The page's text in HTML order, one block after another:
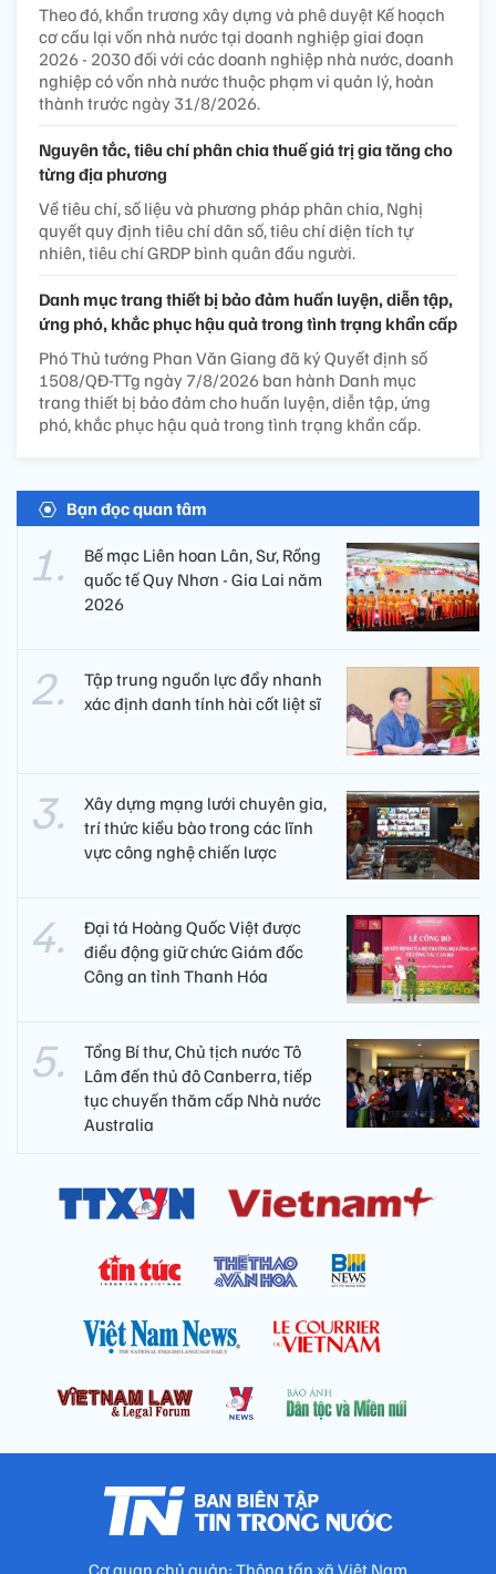
Theo đó, khẩn trương xây dựng và phê duyệt Kế hoạch
cơ cấu lại vốn nhà nước tại doanh nghiệp giai đoạn
2026 - 2030 đối với các doanh nghiệp nhà nước, doanh
nghiệp có vốn nhà nước thuộc phạm vi quản lý, hoàn
thành trước ngày 31/8/2026.
Nguyên tắc, tiêu chí phân chia thuế giá trị gia tăng cho
từng địa phương
Về tiêu chí, số liệu và phương pháp phân chia, Nghị
quyết quy định tiêu chí dân số, tiêu chí diện tích tự
nhiên, tiêu chí GRDP bình quân đầu người.
Danh mục trang thiết bị bảo đảm huấn luyện, diễn tập,
ứng phó, khắc phục hậu quả trong tình trạng khẩn cấp
Phó Thủ tướng Phan Văn Giang đã ký Quyết định số
1508/QĐ-TTg ngày 7/8/2026 ban hành Danh mục
trang thiết bị bảo đảm cho huấn luyện, diễn tập, ứng
phó, khắc phục hậu quả trong tình trạng khẩn cấp.
Bạn đọc quan tâm
Bế mạc Liên hoan Lân, Sư, Rồng
quốc tế Quy Nhơn - Gia Lai năm
2026
Tập trung nguồn lực đẩy nhanh
xác định danh tính hài cốt liệt sĩ
Xây dựng mạng lưới chuyên gia,
trí thức kiều bào trong các lĩnh
vực công nghệ chiến lược
Đại tá Hoàng Quốc Việt được
điều động giữ chức Giám đốc
Công an tỉnh Thanh Hóa
Tổng Bí thư, Chủ tịch nước Tô
Lâm đến thủ đô Canberra, tiếp
tục chuyến thăm cấp Nhà nước
Australia